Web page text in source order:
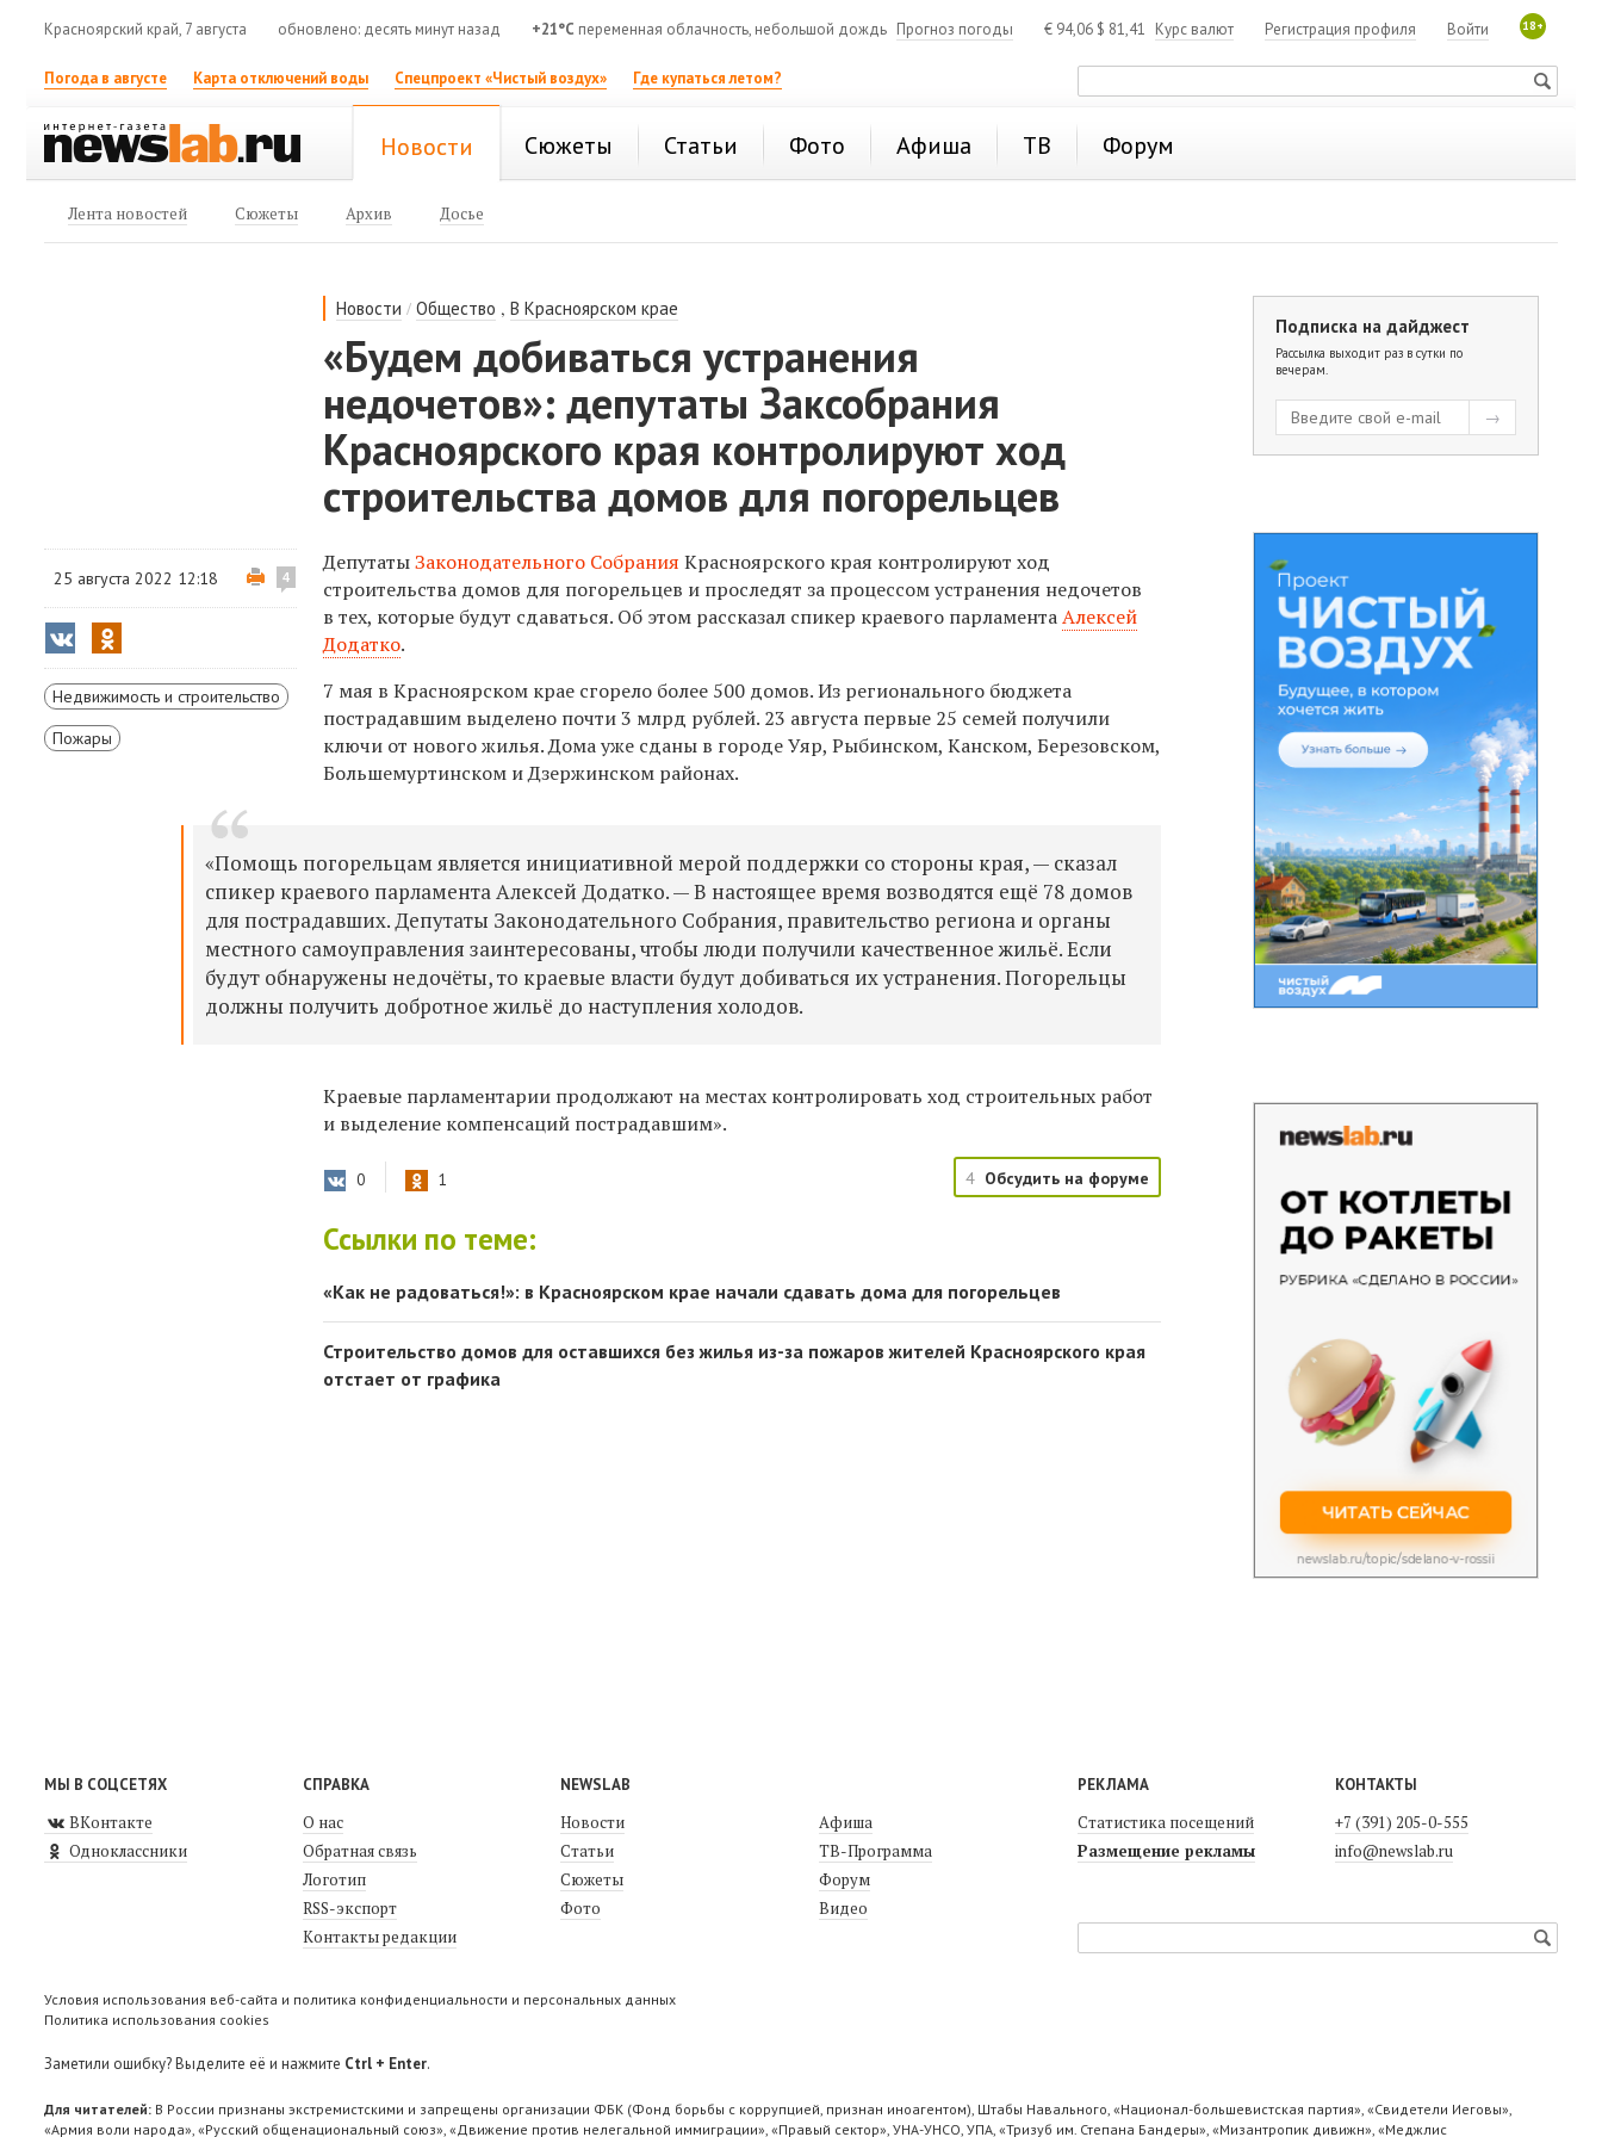
Красноярский край, 7 августа обновлено: десять минут назад +21°C переменная облачность, небольшой дождь Прогноз погоды € 94,06 $ 81,41 Курс валют 18+
Войти
Регистрация профиля
Погода в августе Карта отключений воды Спецпроект «Чистый воздух» Где купаться летом?
Новости Сюжеты Статьи Фото Афиша ТВ Форум
Лента новостей Сюжеты Архив Досье
Новости /Общество ,В Красноярском крае
«Будем добиваться устранения
недочетов»: депутаты Заксобрания
Красноярского края контролируют ход
строительства домов для погорельцев
25 августа 2022 12:18 4
Недвижимость и строительство
Пожары
ДепутатыЗаконодательного СобранияКрасноярского края контролируют ход
строительства домов для погорельцев и проследят за процессом устранения недочетов
в тех, которые будут сдаваться. Об этом рассказал спикер краевого парламентаАлексей
Додатко.
7 мая в Красноярском крае сгорело более 500 домов. Из регионального бюджета
пострадавшим выделено почти 3 млрд рублей. 23 августа первые 25 семей получили
ключи от нового жилья. Дома уже сданы в городе Уяр, Рыбинском, Канском, Березовском,
Большемуртинском и Дзержинском районах.
«Помощь погорельцам является инициативной мерой поддержки со стороны края, — сказал
спикер краевого парламента Алексей Додатко. — В настоящее время возводятся ещё 78 домов
для пострадавших. Депутаты Законодательного Собрания, правительство региона и органы
местного самоуправления заинтересованы, чтобы люди получили качественное жильё. Если
будут обнаружены недочёты, то краевые власти будут добиваться их устранения. Погорельцы
должны получить добротное жильё до наступления холодов.
Краевые парламентарии продолжают на местах контролировать ход строительных работ
и выделение компенсаций пострадавшим».
0 1 4 Обсудить на форуме
Ссылки по теме:
«Как не радоваться!»: в Красноярском крае начали сдавать дома для погорельцев
Строительство домов для оставшихся без жилья из-за пожаров жителей Красноярского края
отстает от графика
Подписка на дайджест
Рассылка выходит раз в сутки по
вечерам.
МЫ В СОЦСЕТЯХ
ВКонтакте
Одноклассники
СПРАВКА
О нас
Обратная связь
Логотип
RSS-экспорт
Контакты редакции
NEWSLAB
Новости
Статьи
Сюжеты
Фото
Афиша
ТВ-Программа
Форум
Видео
РЕКЛАМА
Статистика посещений
Размещение рекламы
КОНТАКТЫ
+7 (391) 205-0-555
info@newslab.ru
Условия использования веб-сайта и политика конфиденциальности и персональных данных
Политика использования cookies
Заметили ошибку? Выделите её и нажмите Ctrl + Enter.
Для читателей: В России признаны экстремистскими и запрещены организации ФБК (Фонд борьбы с коррупцией, признан иноагентом), Штабы Навального, «Национал-большевистская партия», «Свидетели Иеговы»,
«Армия воли народа», «Русский общенациональный союз», «Движение против нелегальной иммиграции», «Правый сектор», УНА-УНСО, УПА, «Тризуб им. Степана Бандеры», «Мизантропик дивижн», «Меджлис